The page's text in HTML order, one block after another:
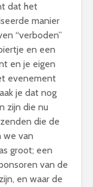
dat het
manier
“verboden”
en een
en je eigen
evenement
je dat nog
zijn die nu
die de
we van
groot; een
van de
en waar de